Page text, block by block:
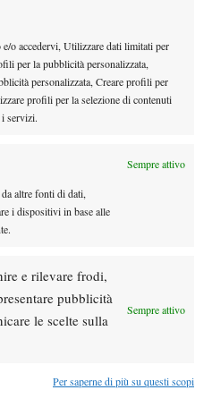
o accedervi, Utilizzare dati limitati per
per la pubblicità personalizzata,
personalizzata, Creare profili per
profili per la selezione di contenuti
servizi.
Sempre attivo
altre fonti di dati,
i dispositivi in base alle
e rilevare frodi,
pubblicità
le scelte sulla
Sempre attivo
Per saperne di più su questi scopi
(R) 6-1 6-0, Martina Tognon
3 6-0.
play-off nazionale
“I Campetti” 2-4 (andata: 3-
(Cr) 6-1 6-1, Mattia Leo
Marco De Pascalis (Ca) b. Marco
b. Cattaneo/Nava (Cr) 6-2 6-4,